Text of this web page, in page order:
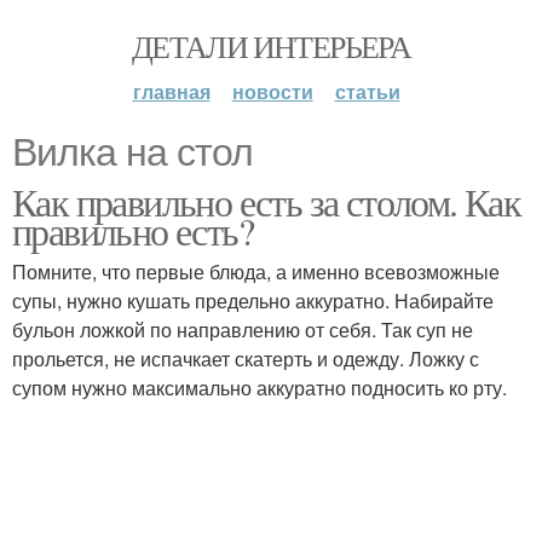
ДЕТАЛИ ИНТЕРЬЕРА
главная новости статьи
Вилка на стол
Как правильно есть за столом. Как
правильно есть?
Помните, что первые блюда, а именно всевозможные
супы, нужно кушать предельно аккуратно. Набирайте
бульон ложкой по направлению от себя. Так суп не
прольется, не испачкает скатерть и одежду. Ложку с
супом нужно максимально аккуратно подносить ко рту.